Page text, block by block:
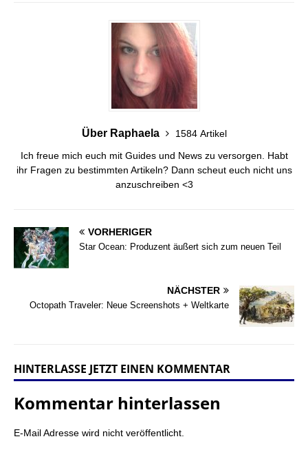
Über Raphaela
1584 Artikel
Ich freue mich euch mit Guides und News zu versorgen. Habt
ihr Fragen zu bestimmten Artikeln? Dann scheut euch nicht uns
anzuschreiben <3
VORHERIGER
Star Ocean: Produzent äußert sich zum neuen Teil
NÄCHSTER
Octopath Traveler: Neue Screenshots + Weltkarte
HINTERLASSE JETZT EINEN KOMMENTAR
Kommentar hinterlassen
E-Mail Adresse wird nicht veröffentlicht.